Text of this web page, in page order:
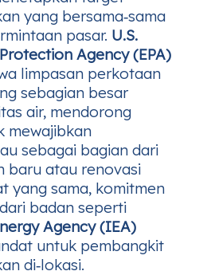
yang bersama‑sama
pasar. U.S.
Agency (EPA)
limpasan perkotaan
sebagian besar
air, mendorong
mewajibkan
sebagai bagian dari
baru atau renovasi
yang sama, komitmen
badan seperti
Agency (IEA)
untuk pembangkit
di‑lokasi.